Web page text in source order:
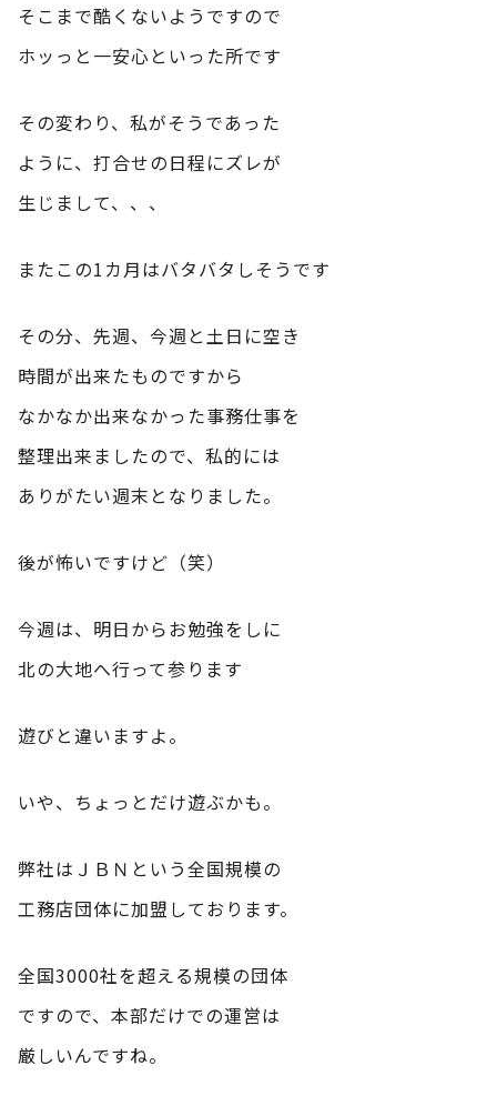
そこまで酷くないようですので
ホッっと一安心といった所です
その変わり、私がそうであった
ように、打合せの日程にズレが
生じまして、、、
またこの1カ月はバタバタしそうです
その分、先週、今週と土日に空き
時間が出来たものですから
なかなか出来なかった事務仕事を
整理出来ましたので、私的には
ありがたい週末となりました。
後が怖いですけど（笑）
今週は、明日からお勉強をしに
北の大地へ行って参ります
遊びと違いますよ。
いや、ちょっとだけ遊ぶかも。
弊社はＪＢＮという全国規模の
工務店団体に加盟しております。
全国3000社を超える規模の団体
ですので、本部だけでの運営は
厳しいんですね。